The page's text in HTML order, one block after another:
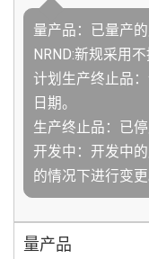
量产品：已量产
NRND:新规采用
计划生产终止品
日期。
生产终止品：已
开发中：开发中
的情况下进行变更
量产品